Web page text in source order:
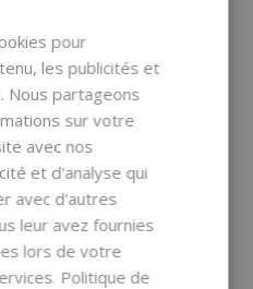
biodégradable
(OCDE 301)
COSMOS Organic
Caractéristique
Ingrédient actif
pour
les publicités et
Nous partageons
sur votre
avec nos
et d'analyse qui
avec d'autres
leur avez fournies
lors de votre
Politique de